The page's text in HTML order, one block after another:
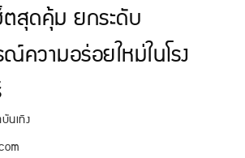
ตสุดคุ้ม ยกระดับ
ความอร่อยใหม่ในโรง
นเทิง